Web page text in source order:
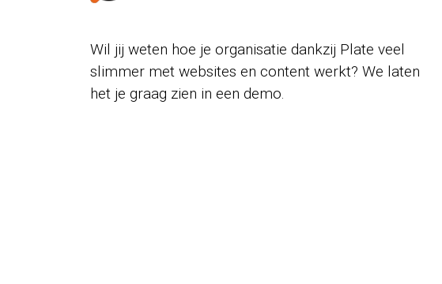
Wil jij weten hoe je organisatie dankzij Plate veel
slimmer met websites en content werkt? We laten
het je graag zien in een demo.